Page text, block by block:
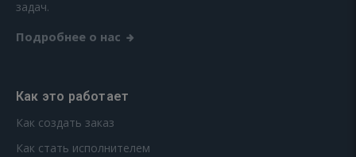
задач.
Подробнее о нас
Как это работает
Как создать заказ
Как стать исполнителем